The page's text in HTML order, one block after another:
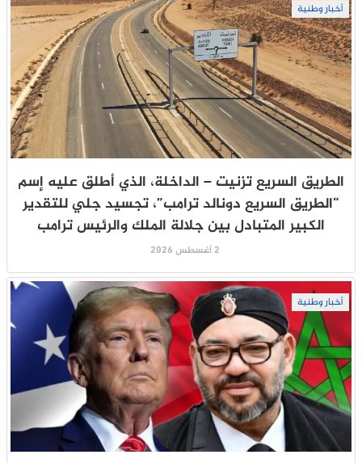
أخبار وطنية
الطريق السريع تزنيت – الداخلة، الذي أطلق عليه إسم
“الطريق السريع دونالد ترامب”، تجسيد جلي للتقدير
الكبير المتبادل بين جلالة الملك والرئيس ترامب
2 أغسطس 2026
أخبار وطنية